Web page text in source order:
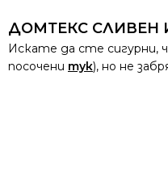
ДОМТЕКС СЛИВЕН
Искате да сте сигурни,
посочени тук), но не